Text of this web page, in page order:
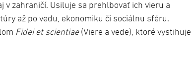
v zahraničí. Usiluje sa prehlbovať ich vieru a
až po vedu, ekonomiku či sociálnu sféru.
Fidei et scientiae(Viere a vede), ktoré vystihuje